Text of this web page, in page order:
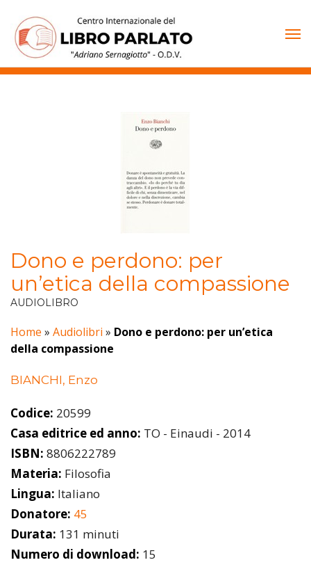
contenuto
Dono e perdono: per
un’etica della compassione
AUDIOLIBRO
Home » Audiolibri » Dono e perdono: per un’etica
della compassione
BIANCHI, Enzo
Codice: 20599
Casa editrice ed anno: TO - Einaudi - 2014
ISBN: 8806222789
Materia: Filosofia
Lingua: Italiano
Donatore: 45
Durata: 131 minuti
Numero di download: 15